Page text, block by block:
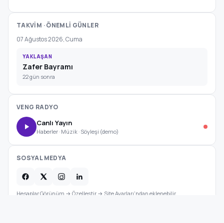
TAKVİM · ÖNEMLİ GÜNLER
07 Ağustos 2026, Cuma
YAKLAŞAN
Zafer Bayramı
22 gün sonra
VENG RADYO
Canlı Yayın
Haberler · Müzik · Söyleşi (demo)
SOSYAL MEDYA
Hesaplar Görünüm → Özelleştir → Site Ayarları'ndan eklenebilir.